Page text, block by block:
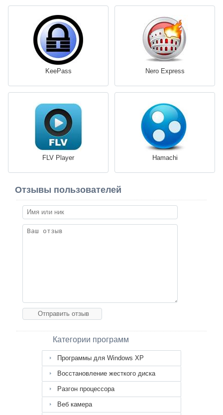
KeePass Nero Express
FLV Player Hamachi
Отзывы пользователей
Категории программ
Программы для Windows XP
Восстановление жесткого диска
Разгон процессора
Веб камера